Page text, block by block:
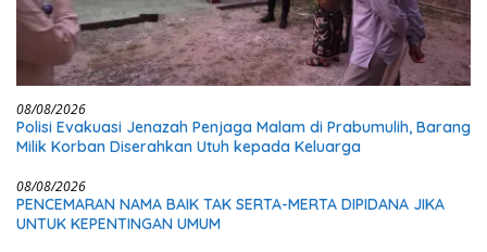
08/08/2026
Polisi Evakuasi Jenazah Penjaga Malam di Prabumulih, Barang
Milik Korban Diserahkan Utuh kepada Keluarga
08/08/2026
PENCEMARAN NAMA BAIK TAK SERTA-MERTA DIPIDANA JIKA
UNTUK KEPENTINGAN UMUM